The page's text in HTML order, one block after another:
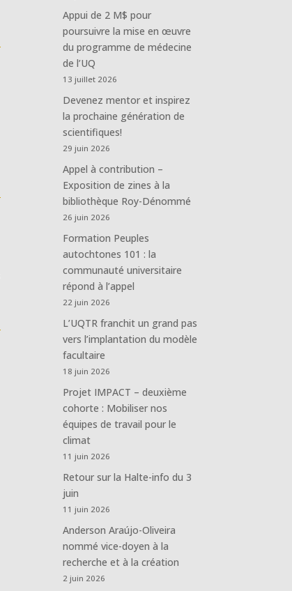
Appui de 2 M$ pour
poursuivre la mise en œuvre
du programme de médecine
de l’UQ
13 juillet 2026
Devenez mentor et inspirez
la prochaine génération de
scientifiques!
29 juin 2026
Appel à contribution –
Exposition de zines à la
bibliothèque Roy-Dénommé
26 juin 2026
Formation Peuples
autochtones 101 : la
communauté universitaire
répond à l’appel
22 juin 2026
L’UQTR franchit un grand pas
vers l’implantation du modèle
facultaire
18 juin 2026
Projet IMPACT – deuxième
cohorte : Mobiliser nos
équipes de travail pour le
climat
11 juin 2026
Retour sur la Halte-info du 3
juin
11 juin 2026
Anderson Araújo-Oliveira
nommé vice-doyen à la
recherche et à la création
2 juin 2026